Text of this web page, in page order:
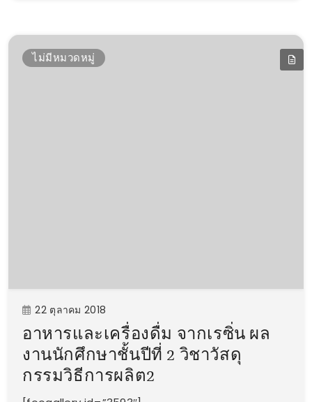
ไม่มีหมวดหมู่
22 ตุลาคม 2018
อาหารและเครื่องดื่ม​ จากเรซิ่น​ ผล
งานนักศึกษาชั้นปี​ที่ 2​ วิชาวัสดุ
กรรมวิธีการผลิต​2